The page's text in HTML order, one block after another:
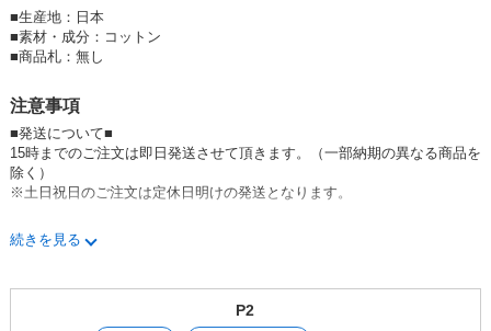
■生産地：日本
■素材・成分：コットン
■商品札：無し
注意事項
■発送について■
15時までのご注文は即日発送させて頂きます。（一部納期の異なる商品を
除く）
※土日祝日のご注文は定休日明けの発送となります。
■在庫について■
在庫管理には充分な注意をしておりますが、一般卸と在庫を共有しており
システム上での在庫調整の更新に時間がかかり、
ご注文頂いた後に商品完売のご連絡（メール）をさせていただく場合もご
続きを見る
P2